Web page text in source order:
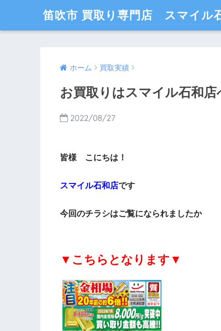
笛吹市 買取り専門店 スマイル
ホーム 買取実績
お買取りはスマイル石和店
2022/08/27
皆様 こにちは！
スマイル石和店です
今回のチラシはご覧になられましたか
▼こちらとなります▼